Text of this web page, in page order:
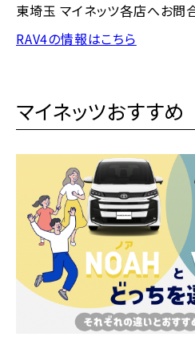
東埼玉 マイネッツ各店へお問
RAV4の情報はこちら
マイネッツおすすめ